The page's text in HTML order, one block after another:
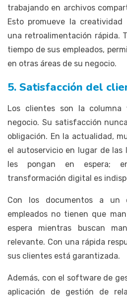
trabajando en archivos
Esto promueve la
una retroalimentación rápida.
tiempo de sus empleados,
en otras áreas de su negocio.
5. Satisfacción del
Los clientes son la columna
negocio. Su satisfacción
obligación. En la actualidad,
el autoservicio en lugar de las
les pongan en espera;
transformación digital es
Con los documentos a un
empleados no tienen que
espera mientras buscan
relevante. Con una rápida
sus clientes está garantizada.
Además, con el software de
aplicación de gestión de